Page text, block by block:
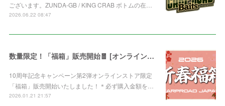
ございます。ZUNDA-GB / KING CRAB ボトムの在…
2026.06.22 08:47
数量限定！「福箱」販売開始🧧 [オンライン限定]
10周年記念キャンペーン第2弾オンラインストア限定
「福箱」販売開始いたしました！＊必ず購入金額を…
2026.01.21 21:57